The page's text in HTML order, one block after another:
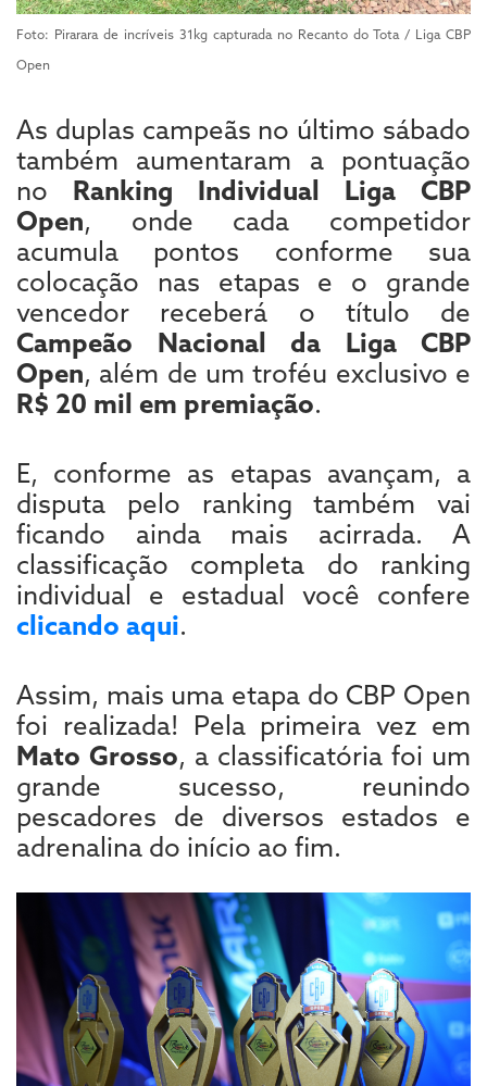
Foto: Pirarara de incríveis 31kg capturada no Recanto do Tota / Liga CBP
Open
As duplas campeãs no último sábado
também aumentaram a pontuação
no Ranking Individual Liga CBP
Open, onde cada competidor
acumula pontos conforme sua
colocação nas etapas e o grande
vencedor receberá o título de
Campeão Nacional da Liga CBP
Open, além de um troféu exclusivo e
R$ 20 mil em premiação.
E, conforme as etapas avançam, a
disputa pelo ranking também vai
ficando ainda mais acirrada. A
classificação completa do ranking
individual e estadual você confere
clicando aqui.
Assim, mais uma etapa do CBP Open
foi realizada! Pela primeira vez em
Mato Grosso, a classificatória foi um
grande sucesso, reunindo
pescadores de diversos estados e
adrenalina do início ao fim.